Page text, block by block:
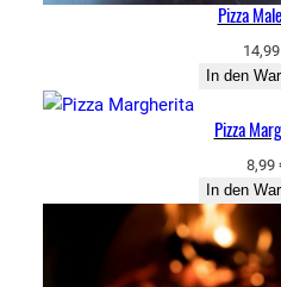
Pizza
14,99
In den
Pizza
8,99
In den